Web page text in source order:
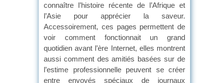
connaître l’histoire récente de l’Afrique et
l’Asie pour apprécier la saveur.
Accessoirement, ces pages permettent de
voir comment fonctionnait un grand
quotidien avant l’ère Internet, elles montrent
aussi comment des amitiés basées sur de
l’estime professionnelle peuvent se créer
entre envoyés spéciaux de journaux